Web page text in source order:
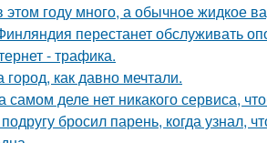
году много, а обычное жидкое
перестанет обслуживать
- трафика.
как давно мечтали.
самом деле нет никакого сервиса,
бросил парень, когда узнал,